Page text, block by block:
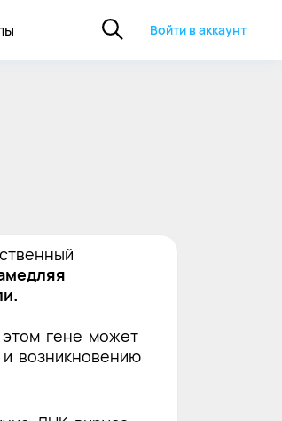
Войти в аккаунт
гене может
возникновению